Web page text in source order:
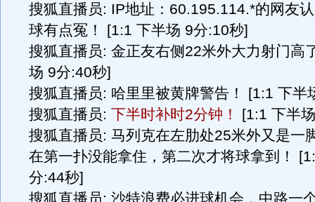
搜狐直播员: IP地址：60.195.114.*的网友
球有点冤！ [1:1 下半场 9分:10秒]
搜狐直播员: 金正友右侧22米外大力射门高
场 9分:40秒]
搜狐直播员: 哈里里被黄牌警告！ [1:1 下半
搜狐直播员: 下半时补时2分钟！
[1:1 下半
搜狐直播员: 马列克在左肋处25米外又是一
在第一扑没能拿住，第二次才将球拿到！
分:44秒]
搜狐直播员: 沙特浪费必进球机会，中路一